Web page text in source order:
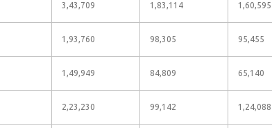
3,43,709 1,83,114 1,60,595
1,93,760 98,305 95,455
1,49,949 84,809 65,140
2,23,230 99,142 1,24,088